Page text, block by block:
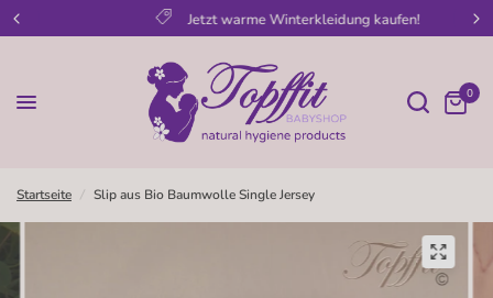
Jetzt warme Winterkleidung kaufen!
0
Startseite / Slip aus Bio Baumwolle Single Jersey